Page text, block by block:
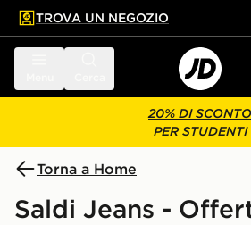
principale
a fondo pagina
TROVA UN NEGOZIO
20% DI SCONTO
PER STUDENTI
Torna a Home
Saldi Jeans -